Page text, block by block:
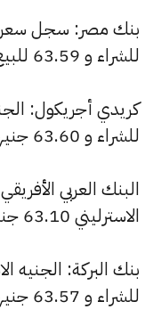
للشراء و 63.59 للبيع.
للشراء و 63.60 جنيها للبيع.
البنك العربي
الاسترليني 63.10 جنيها، وسعر البيع 63.50 جنيها.
للشراء و 63.57 جنيها للبيع.